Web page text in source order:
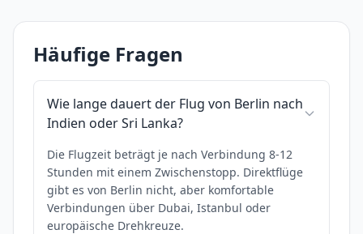
Häufige Fragen
Wie lange dauert der Flug von Berlin nach
Indien oder Sri Lanka?
Die Flugzeit beträgt je nach Verbindung 8-12
Stunden mit einem Zwischenstopp. Direktflüge
gibt es von Berlin nicht, aber komfortable
Verbindungen über Dubai, Istanbul oder
europäische Drehkreuze.